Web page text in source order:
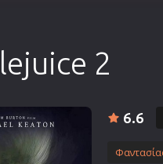
Δραματικές
Ελληνικός
2
6.6